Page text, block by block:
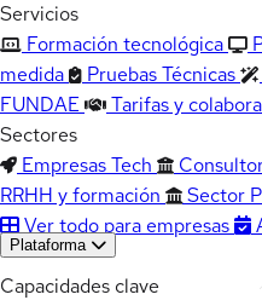
Servicios
Formación tecnológica
medida
Pruebas Técnicas
FUNDAE
Tarifas y
Sectores
Empresas Tech
RRHH y formación
Sector
Ver todo para empresas
Plataforma
Capacidades clave